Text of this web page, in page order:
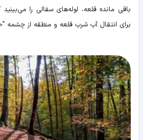
باقی‌ مانده قلعه، لوله‌های سفالی را
برای انتقال آب شرب قلعه و منطقه از چشمه